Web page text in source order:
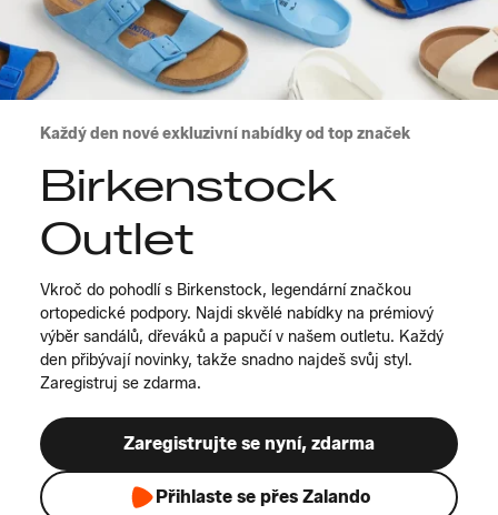
Každý den nové exkluzivní nabídky od top značek
Birkenstock
Outlet
Vkroč do pohodlí s Birkenstock, legendární značkou
ortopedické podpory. Najdi skvělé nabídky na prémiový
výběr sandálů, dřeváků a papučí v našem outletu. Každý
den přibývají novinky, takže snadno najdeš svůj styl.
Zaregistruj se zdarma.
Zaregistrujte se nyní, zdarma
Přihlaste se přes Zalando